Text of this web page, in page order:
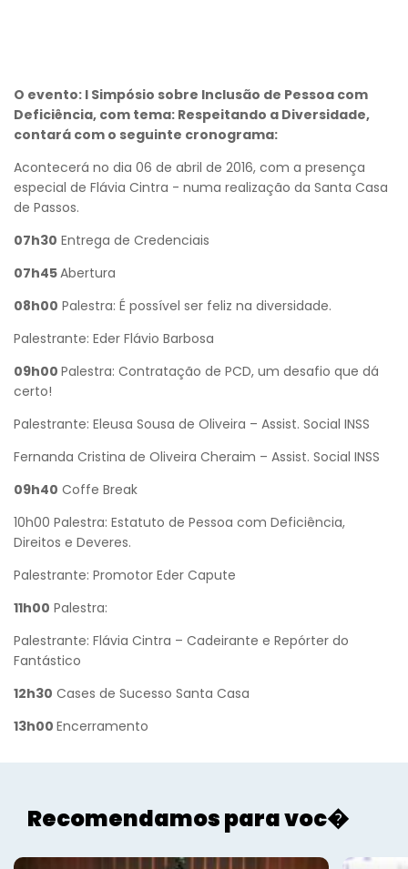
O evento: I Simpósio sobre Inclusão de Pessoa com
Deficiência, com tema: Respeitando a Diversidade,
contará com o seguinte cronograma:
Acontecerá no dia 06 de abril de 2016, com a presença
especial de Flávia Cintra - numa realização da Santa Casa
de Passos.
07h30 Entrega de Credenciais
07h45Abertura
08h00 Palestra: É possível ser feliz na diversidade.
Palestrante: Eder Flávio Barbosa
09h00 Palestra: Contratação de PCD, um desafio que dá
certo!
Palestrante: Eleusa Sousa de Oliveira – Assist. Social INSS
Fernanda Cristina de Oliveira Cheraim – Assist. Social INSS
09h40 Coffe Break
10h00 Palestra: Estatuto de Pessoa com Deficiência,
Direitos e Deveres.
Palestrante: Promotor Eder Capute
11h00 Palestra:
Palestrante: Flávia Cintra – Cadeirante e Repórter do
Fantástico
12h30 Cases de Sucesso Santa Casa
13h00 Encerramento
Recomendamos para voc�